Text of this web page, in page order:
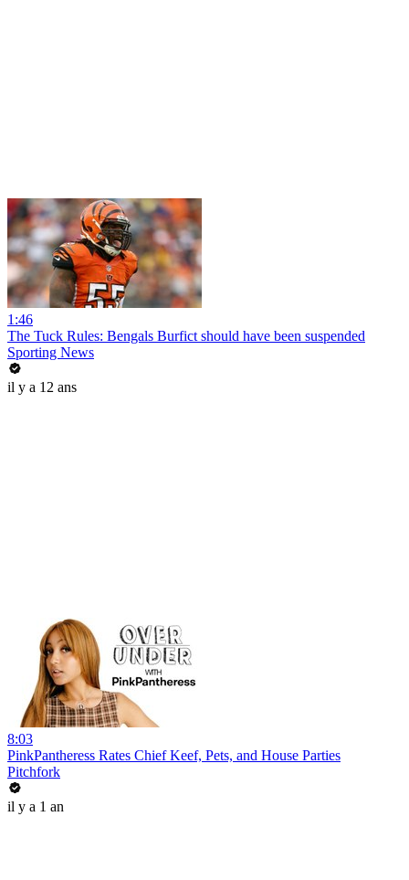
1:46
The Tuck Rules: Bengals Burfict should have been suspended
Sporting News
il y a 12 ans
8:03
PinkPantheress Rates Chief Keef, Pets, and House Parties
Pitchfork
il y a 1 an